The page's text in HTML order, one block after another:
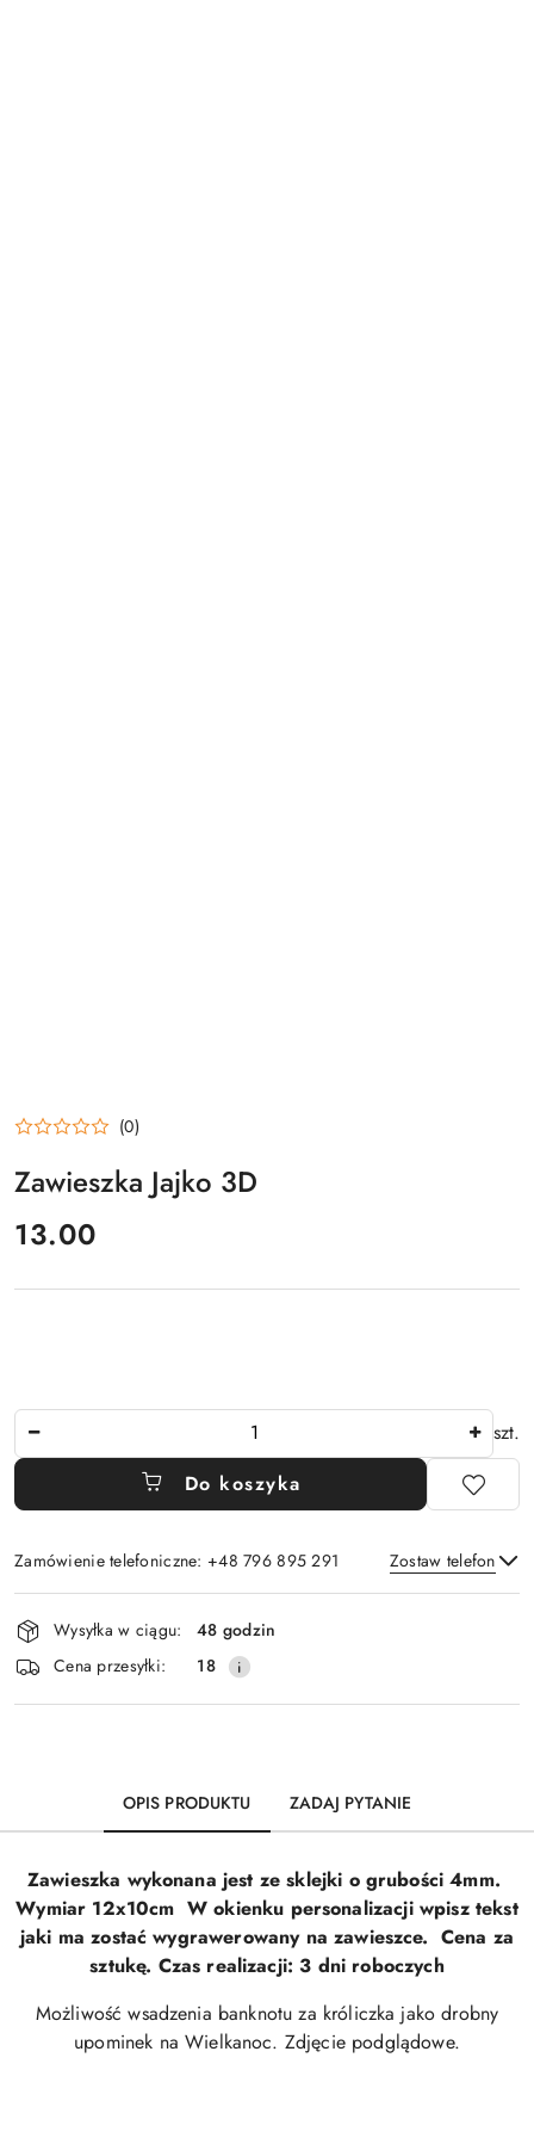
(0)
Zawieszka Jajko 3D
cena:
13.00
szt.
Do koszyka
Zamówienie telefoniczne: +48 796 895 291 Zostaw telefon
Wyślij
Dostępność
i
dostawa
Wysyłka w ciągu:
48 godzin
Cena przesyłki:
18
OPIS PRODUKTU ZADAJ PYTANIE
Zawieszka wykonana jest ze sklejki o grubości 4mm.
Wymiar 12x10cm W okienku personalizacji wpisz tekst
jaki ma zostać wygrawerowany na zawieszce. Cena za
sztukę. Czas realizacji: 3 dni roboczych
Możliwość wsadzenia banknotu za króliczka jako drobny
upominek na Wielkanoc. Zdjęcie podglądowe.